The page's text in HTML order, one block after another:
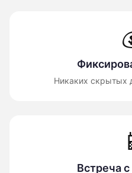
Никаких скрытых
Встреча